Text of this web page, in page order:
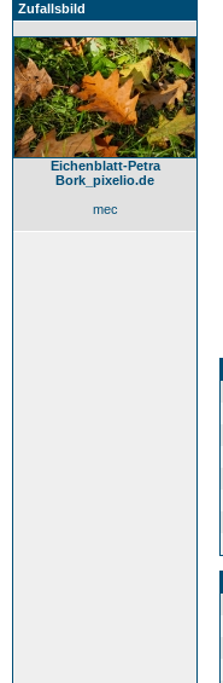
Zufallsbild
Eichenblatt-Petra
Bork_pixelio.de
mec